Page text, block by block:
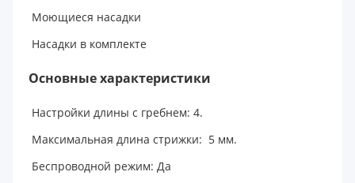
Моющиеся насадки
Насадки в комплекте
Основные характеристики
Настройки длины с гребнем: 4.
Максимальная длина стрижки: 5 мм.
Беспроводной режим: Да